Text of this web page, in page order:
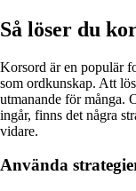
Så löser du
Korsord är en populär
som ordkunskap. Att
utmanande för många.
ingår, finns det några
vidare.
Använda